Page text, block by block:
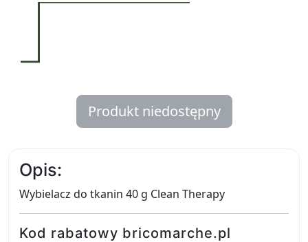
Produkt niedostępny
Opis:
Wybielacz do tkanin 40 g Clean Therapy
Kod rabatowy bricomarche.pl